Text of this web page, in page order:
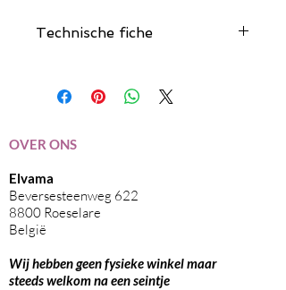
Technische fiche
OVER ONS
Elvama
Beversesteenweg 622
8800 Roeselare
België
Wij hebben geen fysieke winkel maar
steeds welkom na een seintje